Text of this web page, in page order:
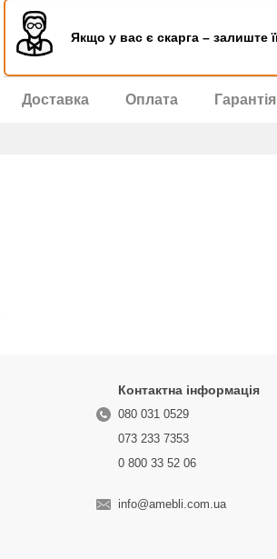
Якщо у вас є скарга – залиште
Доставка Оплата Гарантія
Контактна інформація
080 031 0529
073 233 7353
0 800 33 52 06
info@amebli.com.ua